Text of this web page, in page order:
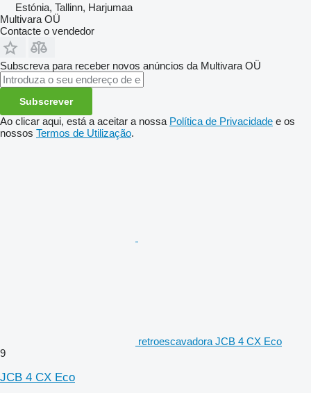
Estónia, Tallinn, Harjumaa
Multivara OÜ
Contacte o vendedor
Subscreva para receber novos anúncios da Multivara OÜ
Subscrever
Ao clicar aqui, está a aceitar a nossa Política de Privacidade e os
nossos Termos de Utilização.
retroescavadora JCB 4 CX Eco
9
JCB 4 CX Eco